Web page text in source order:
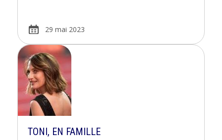
29 mai 2023
TONI, EN FAMILLE